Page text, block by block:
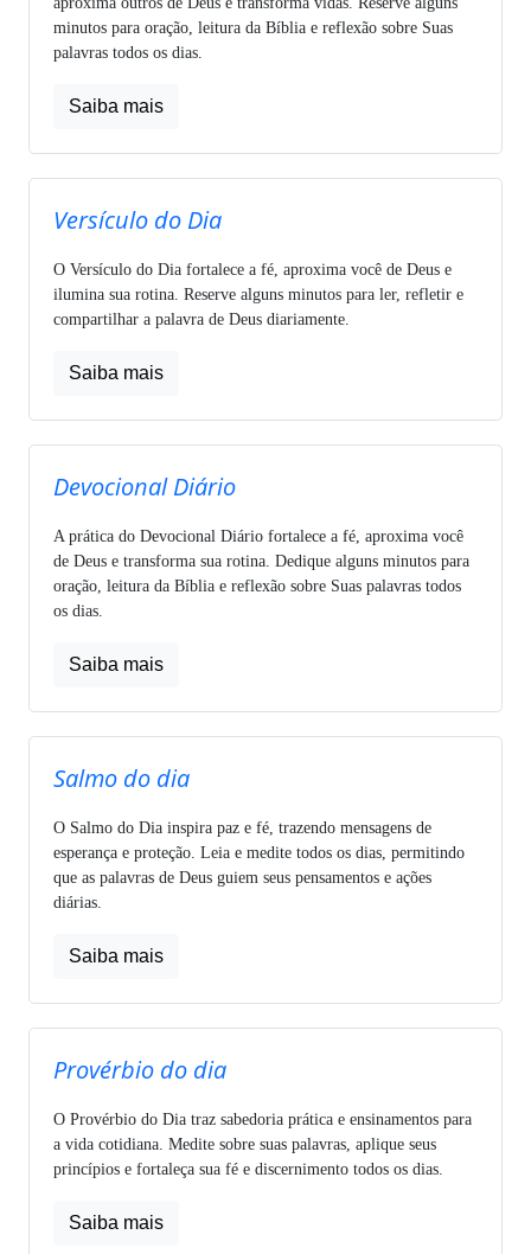
minutos para oração, leitura da Bíblia e reflexão sobre Suas
palavras todos os dias.
Saiba mais
Versículo do Dia
O Versículo do Dia fortalece a fé, aproxima você de Deus e
ilumina sua rotina. Reserve alguns minutos para ler, refletir e
compartilhar a palavra de Deus diariamente.
Saiba mais
Devocional Diário
A prática do Devocional Diário fortalece a fé, aproxima você
de Deus e transforma sua rotina. Dedique alguns minutos para
oração, leitura da Bíblia e reflexão sobre Suas palavras todos
os dias.
Saiba mais
Salmo do dia
O Salmo do Dia inspira paz e fé, trazendo mensagens de
esperança e proteção. Leia e medite todos os dias, permitindo
que as palavras de Deus guiem seus pensamentos e ações
diárias.
Saiba mais
Provérbio do dia
O Provérbio do Dia traz sabedoria prática e ensinamentos para
a vida cotidiana. Medite sobre suas palavras, aplique seus
princípios e fortaleça sua fé e discernimento todos os dias.
Saiba mais